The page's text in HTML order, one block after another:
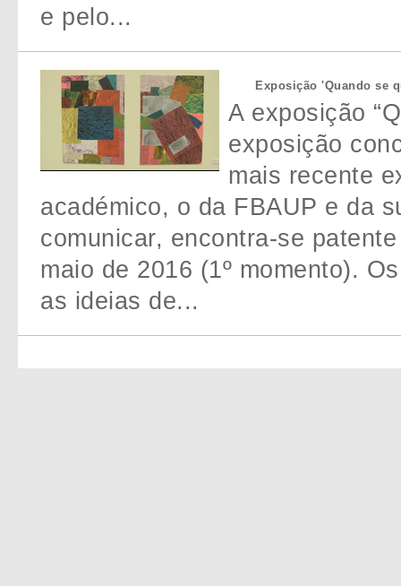
e pelo...
Exposição 'Quando se
A exposição
exposição
mais recente
académico, o da FBAUP e da
comunicar, encontra-se
maio de 2016 (1º momento).
as ideias de...